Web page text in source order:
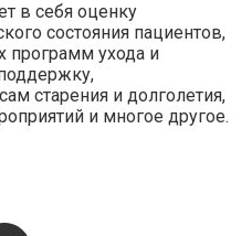
в себя оценку
состояния пациентов,
программ ухода и
старения и долголетия,
и многое другое.